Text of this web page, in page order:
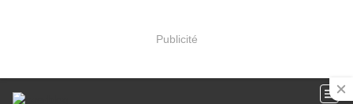
Publicité